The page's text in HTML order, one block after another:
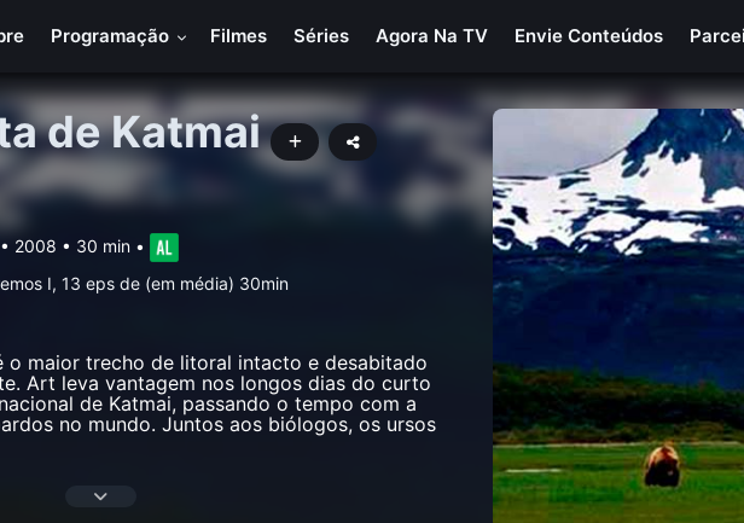
Programação Filmes Séries Agora Na TV Envie Conteúdos
de Katmai
• 2008 • 30 min •
I, 13 eps de (em média) 30min
o maior trecho de litoral intacto e desabitado
Art leva vantagem nos longos dias do curto
de Katmai, passando o tempo com a
no mundo. Juntos aos biólogos, os ursos